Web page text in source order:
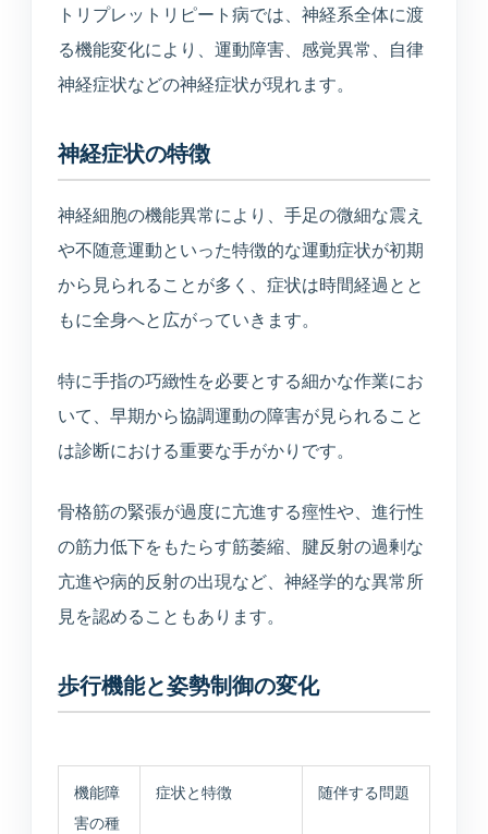
トリプレットリピート病では、神経系全体に渡
る機能変化により、運動障害、感覚異常、自律
神経症状などの神経症状が現れます。
神経症状の特徴
神経細胞の機能異常により、手足の微細な震え
や不随意運動といった特徴的な運動症状が初期
から見られることが多く、症状は時間経過とと
もに全身へと広がっていきます。
特に手指の巧緻性を必要とする細かな作業にお
いて、早期から協調運動の障害が見られること
は診断における重要な手がかりです。
骨格筋の緊張が過度に亢進する痙性や、進行性
の筋力低下をもたらす筋萎縮、腱反射の過剰な
亢進や病的反射の出現など、神経学的な異常所
見を認めることもあります。
歩行機能と姿勢制御の変化
機能障
害の種
症状と特徴 随伴する問題